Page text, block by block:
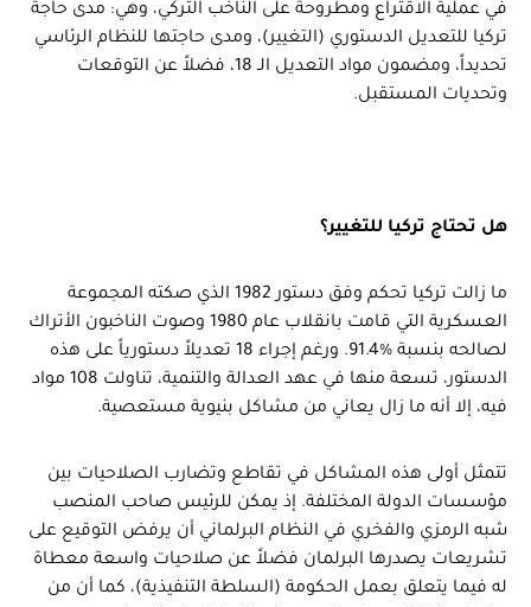
في عملية الاقتراع ومطروحة على الناخب التركي، وهي: مدى حاجة
تركيا للتعديل الدستوري (التغيير)، ومدى حاجتها للنظام الرئاسي
تحديداً، ومضمون مواد التعديل الـ 18، فضلاً عن التوقعات
وتحديات المستقبل.
هل تحتاج تركيا للتغيير؟
ما زالت تركيا تحكم وفق دستور 1982 الذي صكته المجموعة
العسكرية التي قامت بانقلاب عام 1980 وصوت الناخبون الأتراك
لصالحه بنسبة %91.4. ورغم إجراء 18 تعديلاً دستورياً على هذه
الدستور، تسعة منها في عهد العدالة والتنمية، تناولت 108 مواد
فيه، إلا أنه ما زال يعاني من مشاكل بنيوية مستعصية.
تتمثل أولى هذه المشاكل في تقاطع وتضارب الصلاحيات بين
مؤسسات الدولة المختلفة. إذ يمكن للرئيس صاحب المنصب
شبه الرمزي والفخري في النظام البرلماني أن يرفض التوقيع على
تشريعات يصدرها البرلمان فضلاً عن صلاحيات واسعة معطاة
له فيما يتعلق بعمل الحكومة (السلطة التنفيذية)، كما أن من